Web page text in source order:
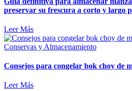
preservar su frescura a corto y largo
Leer Más
Conservas y Almacenamiento
Consejos para congelar bok choy de
Leer Más